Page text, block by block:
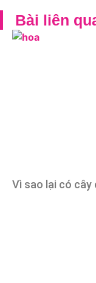
Bài liên
Vì sao lại có